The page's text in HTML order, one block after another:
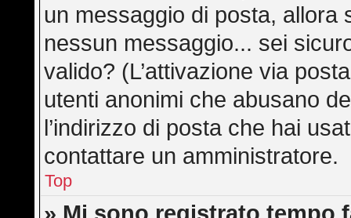
un messaggio di posta, allora
nessun messaggio... sei
valido? (L’attivazione via
utenti anonimi che abusano
l’indirizzo di posta che hai
contattare un amministratore.
Top